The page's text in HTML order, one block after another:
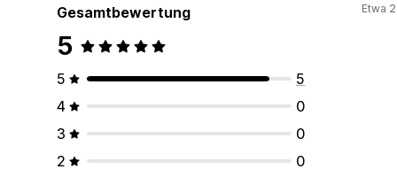
Gesamtbewertung
5
5
5
4
0
3
0
2
0
Etwa